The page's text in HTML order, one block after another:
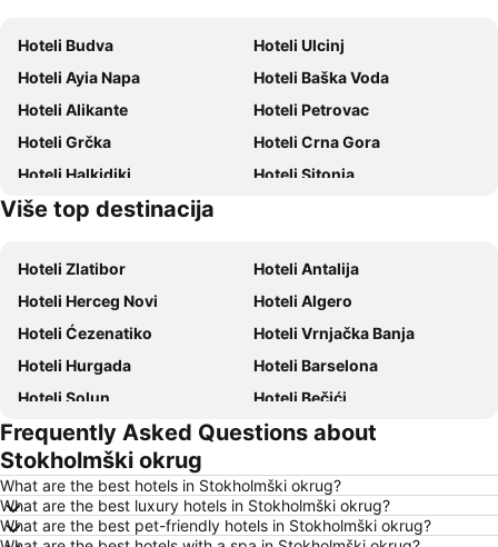
Hoteli Budva
Hoteli Ulcinj
Hoteli Ayia Napa
Hoteli Baška Voda
Hoteli Alikante
Hoteli Petrovac
Hoteli Grčka
Hoteli Crna Gora
Hoteli Halkidiki
Hoteli Sitonia
Hoteli Krit
Više top destinacija
Hoteli Zlatibor
Hoteli Antalija
Hoteli Herceg Novi
Hoteli Algero
Hoteli Ćezenatiko
Hoteli Vrnjačka Banja
Hoteli Hurgada
Hoteli Barselona
Hoteli Solun
Hoteli Bečići
Hoteli Hanija
Hoteli Tivat
Hoteli Nica
Hoteli Rim
Hoteli Nei Pori
Hoteli Pefkohori
Hoteli Rimini
Frequently Asked Questions about
Stokholmški okrug
What are the best hotels in Stokholmški okrug?
What are the best luxury hotels in Stokholmški okrug?
What are the best pet-friendly hotels in Stokholmški okrug?